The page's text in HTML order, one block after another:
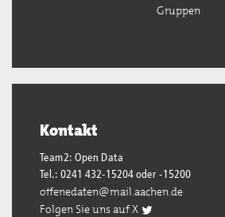
Gruppen
Kontakt
Team2: Open Data
Tel.: 0241 432-15204 oder -15200
offenedaten@mail.aachen.de
Folgen Sie uns auf X